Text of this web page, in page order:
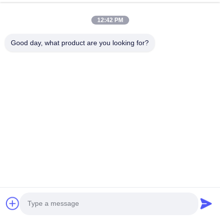
12:42 PM
Good day, what product are you looking for?